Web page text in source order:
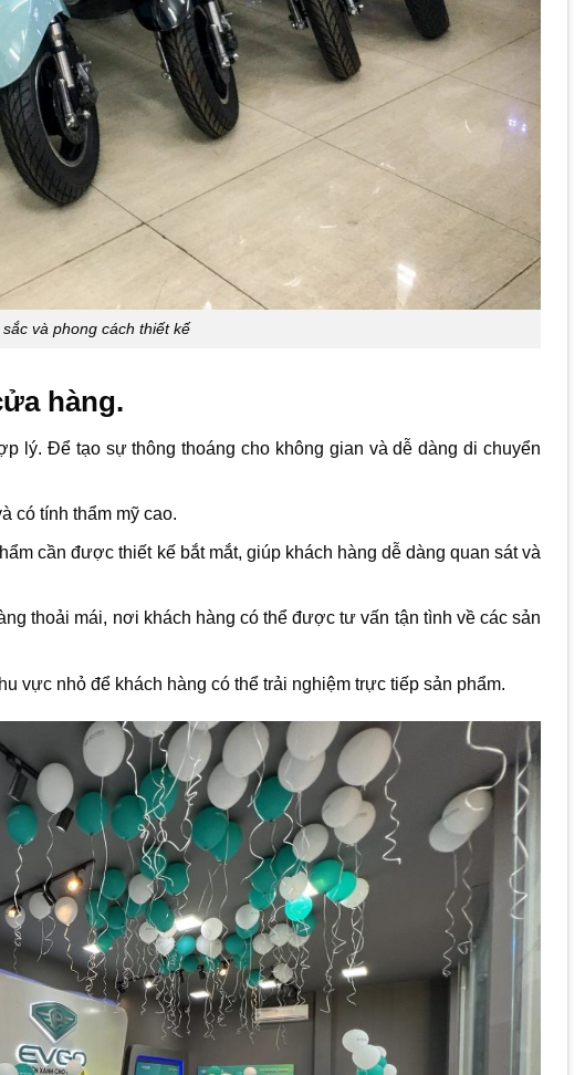
và phong cách thiết kế
hàng.
lý. Để tạo sự thông thoáng cho không gian và dễ dàng di chuyển
có tính thẩm mỹ cao.
cần được thiết kế bắt mắt, giúp khách hàng dễ dàng quan sát và
thoải mái, nơi khách hàng có thể được tư vấn tận tình về các sản
vực nhỏ để khách hàng có thể trải nghiệm trực tiếp sản phẩm.